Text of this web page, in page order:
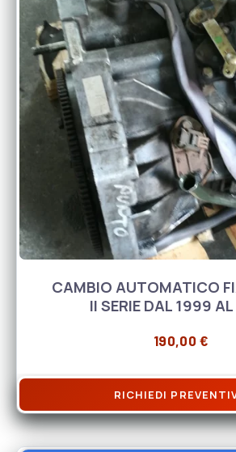
CAMBIO AUTOMATICO
II SERIE DAL 1999
190,00 €
RICHIEDI